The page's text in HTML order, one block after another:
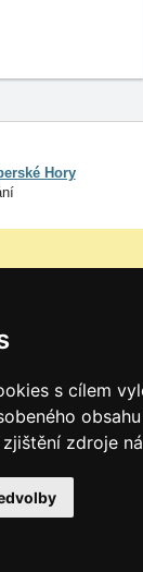
s cílem
zdroje
Hory